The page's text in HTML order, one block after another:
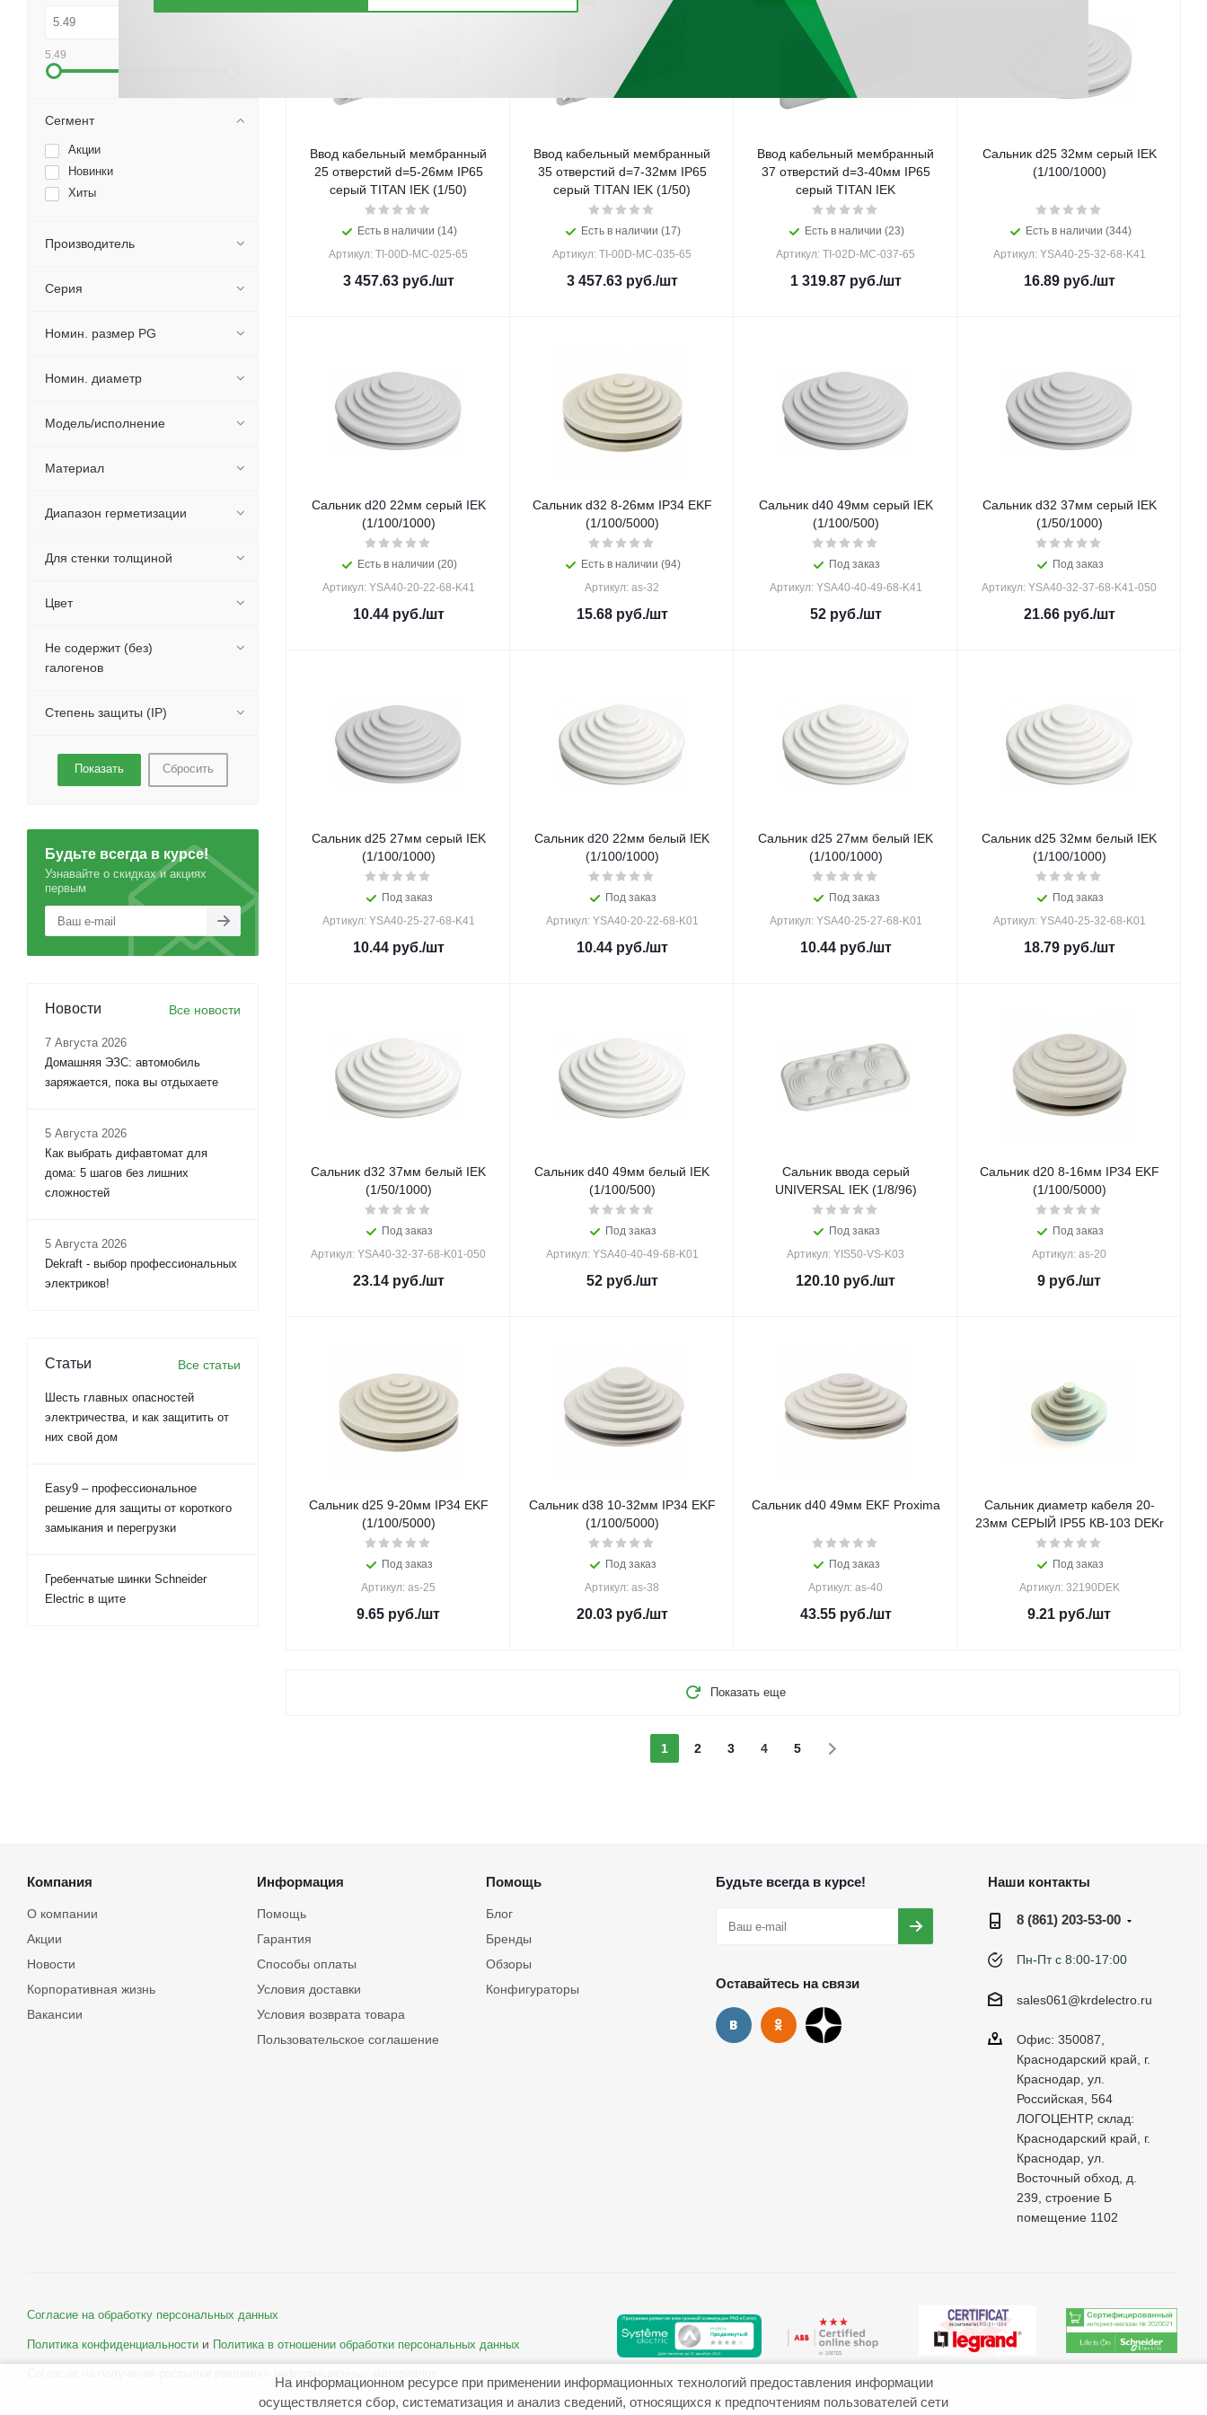
Ввод кабельный мембранный
25 отверстий d=5-26мм IP65
серый TITAN IEK (1/50)
Есть в наличии (14)
Артикул: TI-00D-MC-025-65
3 457.63руб./шт
Ввод кабельный мембранный
35 отверстий d=7-32мм IP65
серый TITAN IEK (1/50)
Есть в наличии (17)
Артикул: TI-00D-MC-035-65
3 457.63руб./шт
Ввод кабельный мембранный
37 отверстий d=3-40мм IP65
серый TITAN IEK
Есть в наличии (23)
Артикул: TI-02D-MC-037-65
1 319.87руб./шт
Сальник d25 32мм серый IEK
(1/100/1000)
Есть в наличии (344)
Артикул: YSA40-25-32-68-K41
16.89руб./шт
Сальник d20 22мм серый IEK
(1/100/1000)
Есть в наличии (20)
Артикул: YSA40-20-22-68-K41
10.44руб./шт
Сальник d32 8-26мм IP34 EKF
(1/100/5000)
Есть в наличии (94)
Артикул: as-32
15.68руб./шт
Сальник d40 49мм серый IEK
(1/100/500)
Под заказ
Артикул: YSA40-40-49-68-K41
52руб./шт
Сальник d32 37мм серый IEK
(1/50/1000)
Под заказ
Артикул: YSA40-32-37-68-K41-050
21.66руб./шт
Сальник d25 27мм серый IEK
(1/100/1000)
Под заказ
Артикул: YSA40-25-27-68-K41
10.44руб./шт
Сальник d20 22мм белый IEK
(1/100/1000)
Под заказ
Артикул: YSA40-20-22-68-K01
10.44руб./шт
Сальник d25 27мм белый IEK
(1/100/1000)
Под заказ
Артикул: YSA40-25-27-68-K01
10.44руб./шт
Сальник d25 32мм белый IEK
(1/100/1000)
Под заказ
Артикул: YSA40-25-32-68-K01
18.79руб./шт
Сальник d32 37мм белый IEK
(1/50/1000)
Под заказ
Артикул: YSA40-32-37-68-K01-050
23.14руб./шт
Сальник d40 49мм белый IEK
(1/100/500)
Под заказ
Артикул: YSA40-40-49-68-K01
52руб./шт
Сальник ввода серый
UNIVERSAL IEK (1/8/96)
Под заказ
Артикул: YIS50-VS-K03
120.10 руб./шт
Сальник d20 8-16мм IP34 EKF
(1/100/5000)
Под заказ
Артикул: as-20
9 руб./шт
Сальник d25 9-20мм IP34 EKF
(1/100/5000)
Под заказ
Артикул: as-25
9.65 руб./шт
Сальник d38 10-32мм IP34 EKF
(1/100/5000)
Под заказ
Артикул: as-38
20.03руб./шт
Сальник d40 49мм EKF Proxima
Под заказ
Артикул: as-40
43.55руб./шт
Cальник диаметр кабеля 20-
23мм СЕРЫЙ IP55 КВ-103 DEKr
Под заказ
Артикул: 32190DEK
9.21 руб./шт
Показать еще
1 2 3 4 5
5.49
Сегмент
Акции
Новинки
Хиты
Производитель
Серия
Номин. размер PG
Номин. диаметр
Модель/исполнение
Материал
Диапазон герметизации
Для стенки толщиной
Цвет
Не содержит (без)
галогенов
Степень защиты (IP)
Сбросить
Будьте всегда в курсе!
Узнавайте о скидках и акциях
первым
Новости Все новости
7 Августа 2026
Домашняя ЭЗС: автомобиль
заряжается, пока вы отдыхаете
5 Августа 2026
Как выбрать дифавтомат для
дома: 5 шагов без лишних
сложностей
5 Августа 2026
Dekraft - выбор профессиональных
электриков!
Статьи Все статьи
Шесть главных опасностей
электричества, и как защитить от
них свой дом
Easy9 – профессиональное
решение для защиты от короткого
замыкания и перегрузки
Гребенчатые шинки Schneider
Electric в щите
Компания
О компании
Акции
Новости
Корпоративная жизнь
Вакансии
Информация
Помощь
Гарантия
Способы оплаты
Условия доставки
Условия возврата товара
Пользовательское соглашение
Помощь
Блог
Бренды
Обзоры
Конфигураторы
Будьте всегда в курсе!
Оставайтесь на связи
Наши контакты
8 (861) 203-53-00
Пн-Пт с 8:00-17:00
sales061@krdelectro.ru
Офис: 350087,
Краснодарский край, г.
Краснодар, ул.
Российская, 564
ЛОГОЦЕНТР, склад:
Краснодарский край, г.
Краснодар, ул.
Восточный обход, д.
239, строение Б
помещение 1102
Согласие на обработку персональных данных
Политика конфиденциальности и Политика в отношении обработки персональных данных
На информационном ресурсе при применении информационных технологий предоставления информации
осуществляется сбор, систематизация и анализ сведений, относящихся к предпочтениям пользователей сети